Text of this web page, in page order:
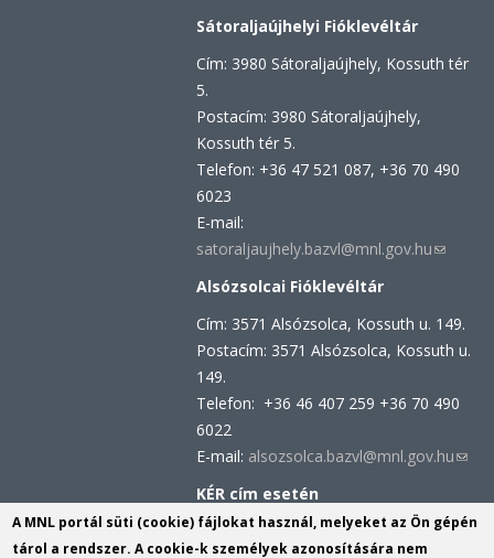
sends
mail)
Sátoraljaújhelyi Fióklevéltár
Cím: 3980 Sátoraljaújhely, Kossuth tér
5.
Postacím: 3980 Sátoraljaújhely,
Kossuth tér 5.
Telefon: +36 47 521 087, +36 70 490
6023
E-mail:
satoraljaujhely.bazvl@mnl.gov.hu(link
mail)
Alsózsolcai Fióklevéltár
Cím: 3571 Alsózsolca, Kossuth u. 149.
Postacím: 3571 Alsózsolca, Kossuth u.
149.
Telefon: +36 46 407 259 +36 70 490
6022
E-mail: alsozsolca.bazvl@mnl.gov.hu(link
e-
KÉR cím esetén
KRID azonosító: 113809158
KÉR azonosító: MNL BAZML
A MNL portál süti (cookie) fájlokat használ, melyeket az Ön gépén
tárol a rendszer. A cookie-k személyek azonosítására nem